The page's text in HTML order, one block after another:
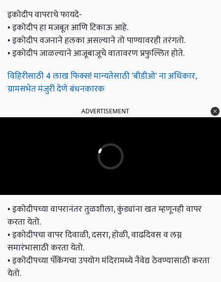
इकोदीप वापराचे फायदे-
• इकोदीप हा मजबूत आणि टिकाऊ आहे.
• इकोदीप वजनाने हलका असल्याने तो पाण्यावरही तरंगतो.
• इकोदीप जाळल्याने आजूबाजूचे वातावरण प्रफुल्लित होते.
विहिरीसाठी 4 लाख फिक्स! मान्यतेसाठी 'बीडीओ' ना अधिकार,
ग्रामसभेत मंजुरी देणे बंधनकारक
ADVERTISEMENT
• इकोदीपच्या वापरानंतर तुळशीला, कुंड्यांना खत म्हणूनही वापर
करता येतो.
• इकोदीपचा वापर दिवाळी, दसरा, होळी, वाढदिवस व लग्न
समारंभासाठी करता येतो.
• इकोदीपच्या पॅकिंगचा उपयोग मंदिरामध्ये नैवेद्य ठेवण्यासाठी करता
येतो.